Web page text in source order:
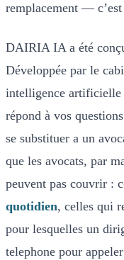
remplacement —
DAIRIA IA a été
Développée par le
intelligence artificielle
répond à vos
se substituer a un
que les avocats, par
peuvent pas couvrir :
quotidien, celles qui
pour lesquelles un
telephone pour